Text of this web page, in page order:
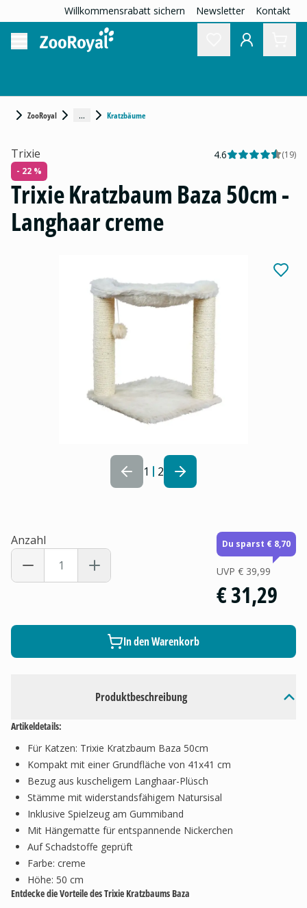
Willkommensrabatt sichern Newsletter Kontakt
ZooRoyal ... Kratzbäume
1 2
Produktbeschreibung
Artikeldetails:
Für Katzen: Trixie Kratzbaum Baza 50cm
Kompakt mit einer Grundfläche von 41x41 cm
Bezug aus kuscheligem Langhaar-Plüsch
Stämme mit widerstandsfähigem Natursisal
Inklusive Spielzeug am Gummiband
Mit Hängematte für entspannende Nickerchen
Auf Schadstoffe geprüft
Farbe: creme
Höhe: 50 cm
Entdecke die Vorteile des Trixie Kratzbaums Baza
Trixie 4.6 (19)
- 22 %
Trixie Kratzbaum Baza 50cm -
Langhaar creme
Anzahl Du sparst € 8,70
UVP € 39,99
€ 31,29
In den Warenkorb